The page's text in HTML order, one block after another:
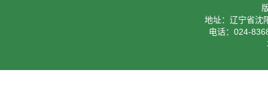
地址：辽宁省沈
电话：024-